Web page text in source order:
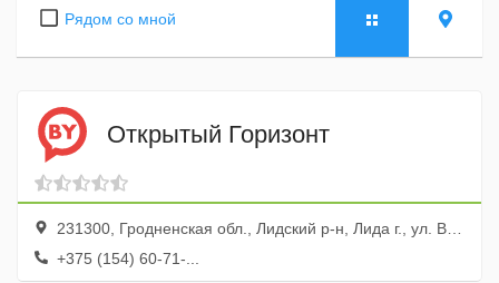
Рядом со мной
Открытый Горизонт
231300, Гродненская обл., Лидский р-н, Лида г., ул. Варшавская, 43
+375 (154) 60-71-...